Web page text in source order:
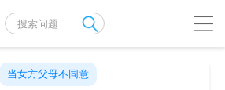
当女方父母不同意